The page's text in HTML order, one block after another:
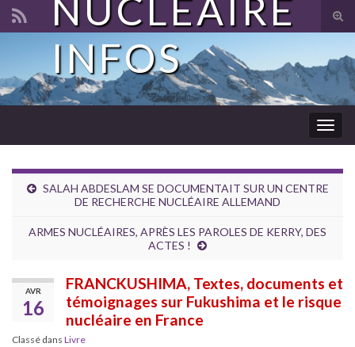
Search for:
NUCLÉAIRE
INFOS
SALAH ABDESLAM SE DOCUMENTAIT SUR UN CENTRE
DE RECHERCHE NUCLÉAIRE ALLEMAND
ARMES NUCLÉAIRES, APRÈS LES PAROLES DE KERRY, DES
ACTES !
AVR
16
FRANCKUSHIMA, Textes, documents et
témoignages sur Fukushima et le risque
nucléaire en France
Classé dans Livre